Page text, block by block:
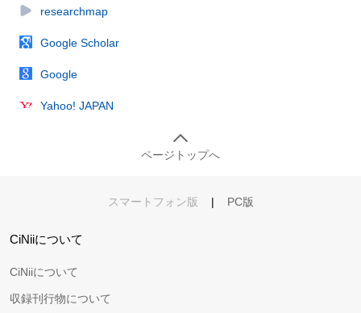
researchmap
Google Scholar
Google
Yahoo! JAPAN
ページトップへ
スマートフォン版 | PC版
CiNiiについて
CiNiiについて
収録刊行物について